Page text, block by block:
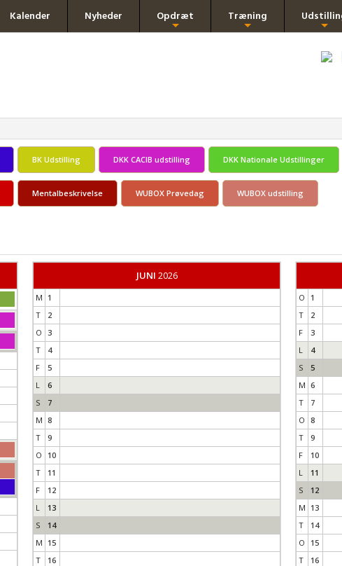
Kalender Nyheder Opdræt Træning
BK Udstilling DKK CACIB udstilling DKK Nationale Udstillinger
Mentalbeskrivelse WUBOX Prøvedag WUBOX udstilling
JUNI 2026
M 1
T
2
O 3
T
4
F
5
L
6
S
7
M 8
T
9
O
10
T
11
F
12
L
13
S
14
M 15
T
16
O
1
T
2
F
3
L
4
S
5
M 6
T
7
O 8
T
9
F
10
L
11
S
12
M 13
T
14
O
15
T
16